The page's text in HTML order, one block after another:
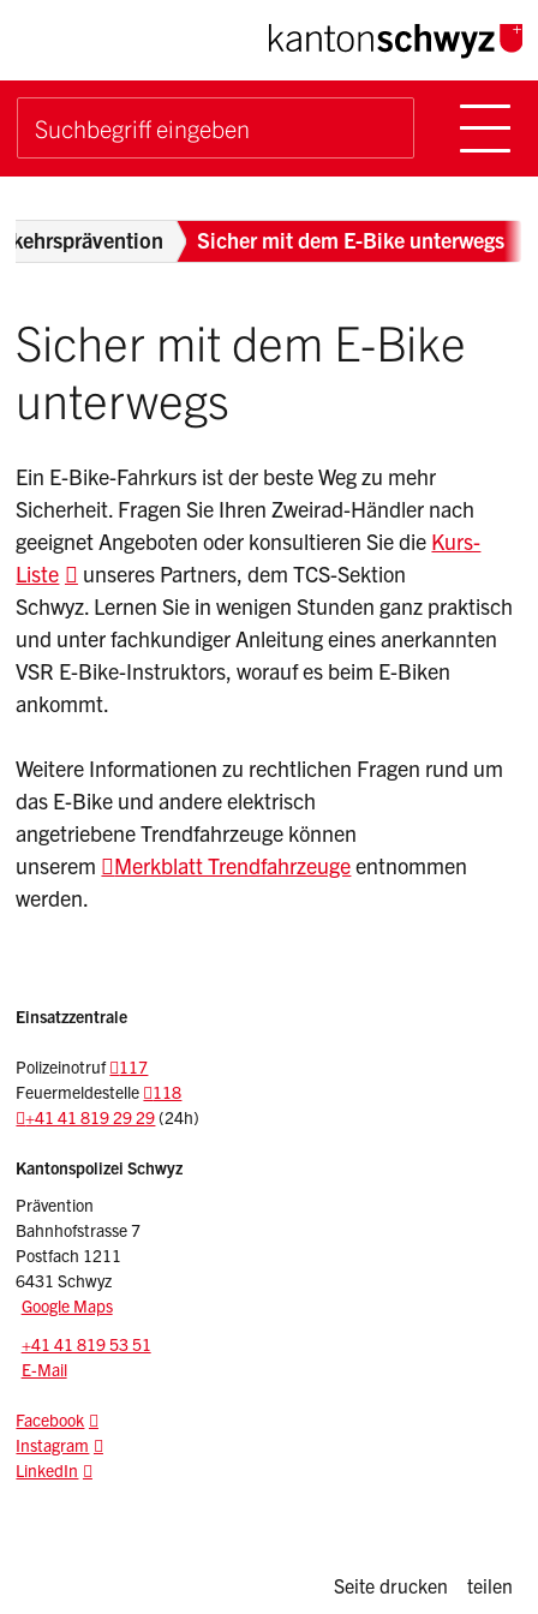
Navigieren im Kanton
Schnellnavigation
Suchbegriff
Breadcrumb
Sicher mit dem E-Bike unterwegs
Sicher mit dem E-Bike
unterwegs
Ein E-Bike-Fahrkurs ist der beste Weg zu mehr
Sicherheit. Fragen Sie Ihren Zweirad-Händler nach
geeignet Angeboten oder konsultieren Sie die Kurs-
Liste
unseres Partners, dem TCS-Sektion
Schwyz. Lernen Sie in wenigen Stunden ganz praktisch
und unter fachkundiger Anleitung eines anerkannten
VSR E-Bike-Instruktors, worauf es beim E-Biken
ankommt.
Weitere Informationen zu rechtlichen Fragen rund um
das E-Bike und andere elektrisch
angetriebene Trendfahrzeuge können
unserem
Merkblatt Trendfahrzeugeentnommen
werden.
Einsatzzentrale
Polizeinotruf
117
Feuermeldestelle
118
+41 41 819 29 29(24h)
Sidebar
Adresse
Kantonspolizei Schwyz
Prävention
Bahnhofstrasse 7
Postfach 1211
6431 Schwyz
Google Maps
Tel.:
+41 41 819 53 51
E-Mail: praevention.kapo
E-Mail
Facebook
Instagram
LinkedIn
Diese Seite
Seite drucken teilen